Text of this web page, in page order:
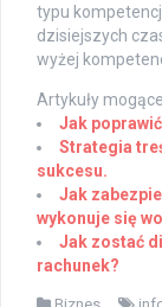
typu
dzisiejszych
wyżej
Artykuły
Jak
Strategia
sukcesu.
Jak
wykonuje się
Jak zostać
rachunek?